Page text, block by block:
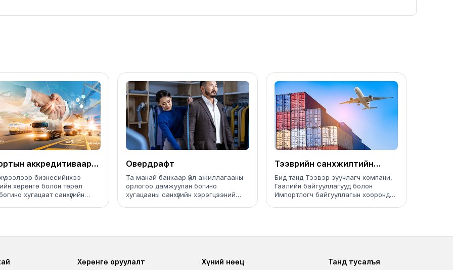
аккредитиваар
зээл
зээлээр бизнесийнхээ
хөрөнгө болон төрөл
хугацаат санхүүгийн
Овердрафт
Та манай банкаар үйл ажиллагааны
орлогоо дамжуулан богино
хугацааны санхүүгийн хэрэгцээний
Тээврийн санхүүжилтийн
зээлийн эрх
Бид танд Тээвэр зуучлагч компани,
Гаалийн байгууллагууд болон
Импортлогч байгууллагын хоорондын
Footer third
Хөрөнгө оруулалт Footer second
Хүний нөөц Footer fourth
Танд тусалъя